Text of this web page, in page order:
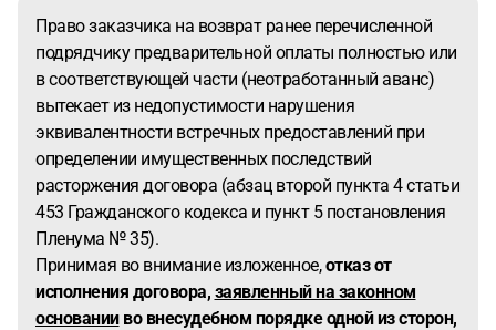
Право заказчика на возврат ранее перечисленной
подрядчику предварительной оплаты полностью или
в соответствующей части (неотработанный аванс)
вытекает из недопустимости нарушения
эквивалентности встречных предоставлений при
определении имущественных последствий
расторжения договора (абзац второй пункта 4 статьи
453 Гражданского кодекса и пункт 5 постановления
Пленума № 35).
Принимая во внимание изложенное,отказ от
исполнения договора, заявленный на законном
основанииво внесудебном порядке одной из сторон,